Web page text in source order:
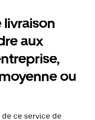
aux
ou
ce service de